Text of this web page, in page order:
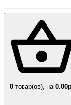
0 товар(ов), на